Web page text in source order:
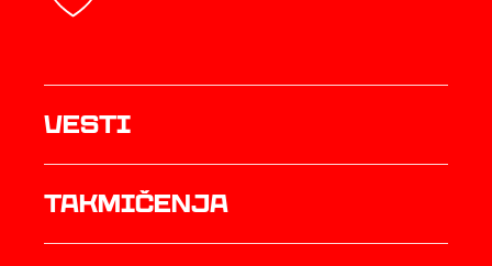
Vesti
Takmičenja